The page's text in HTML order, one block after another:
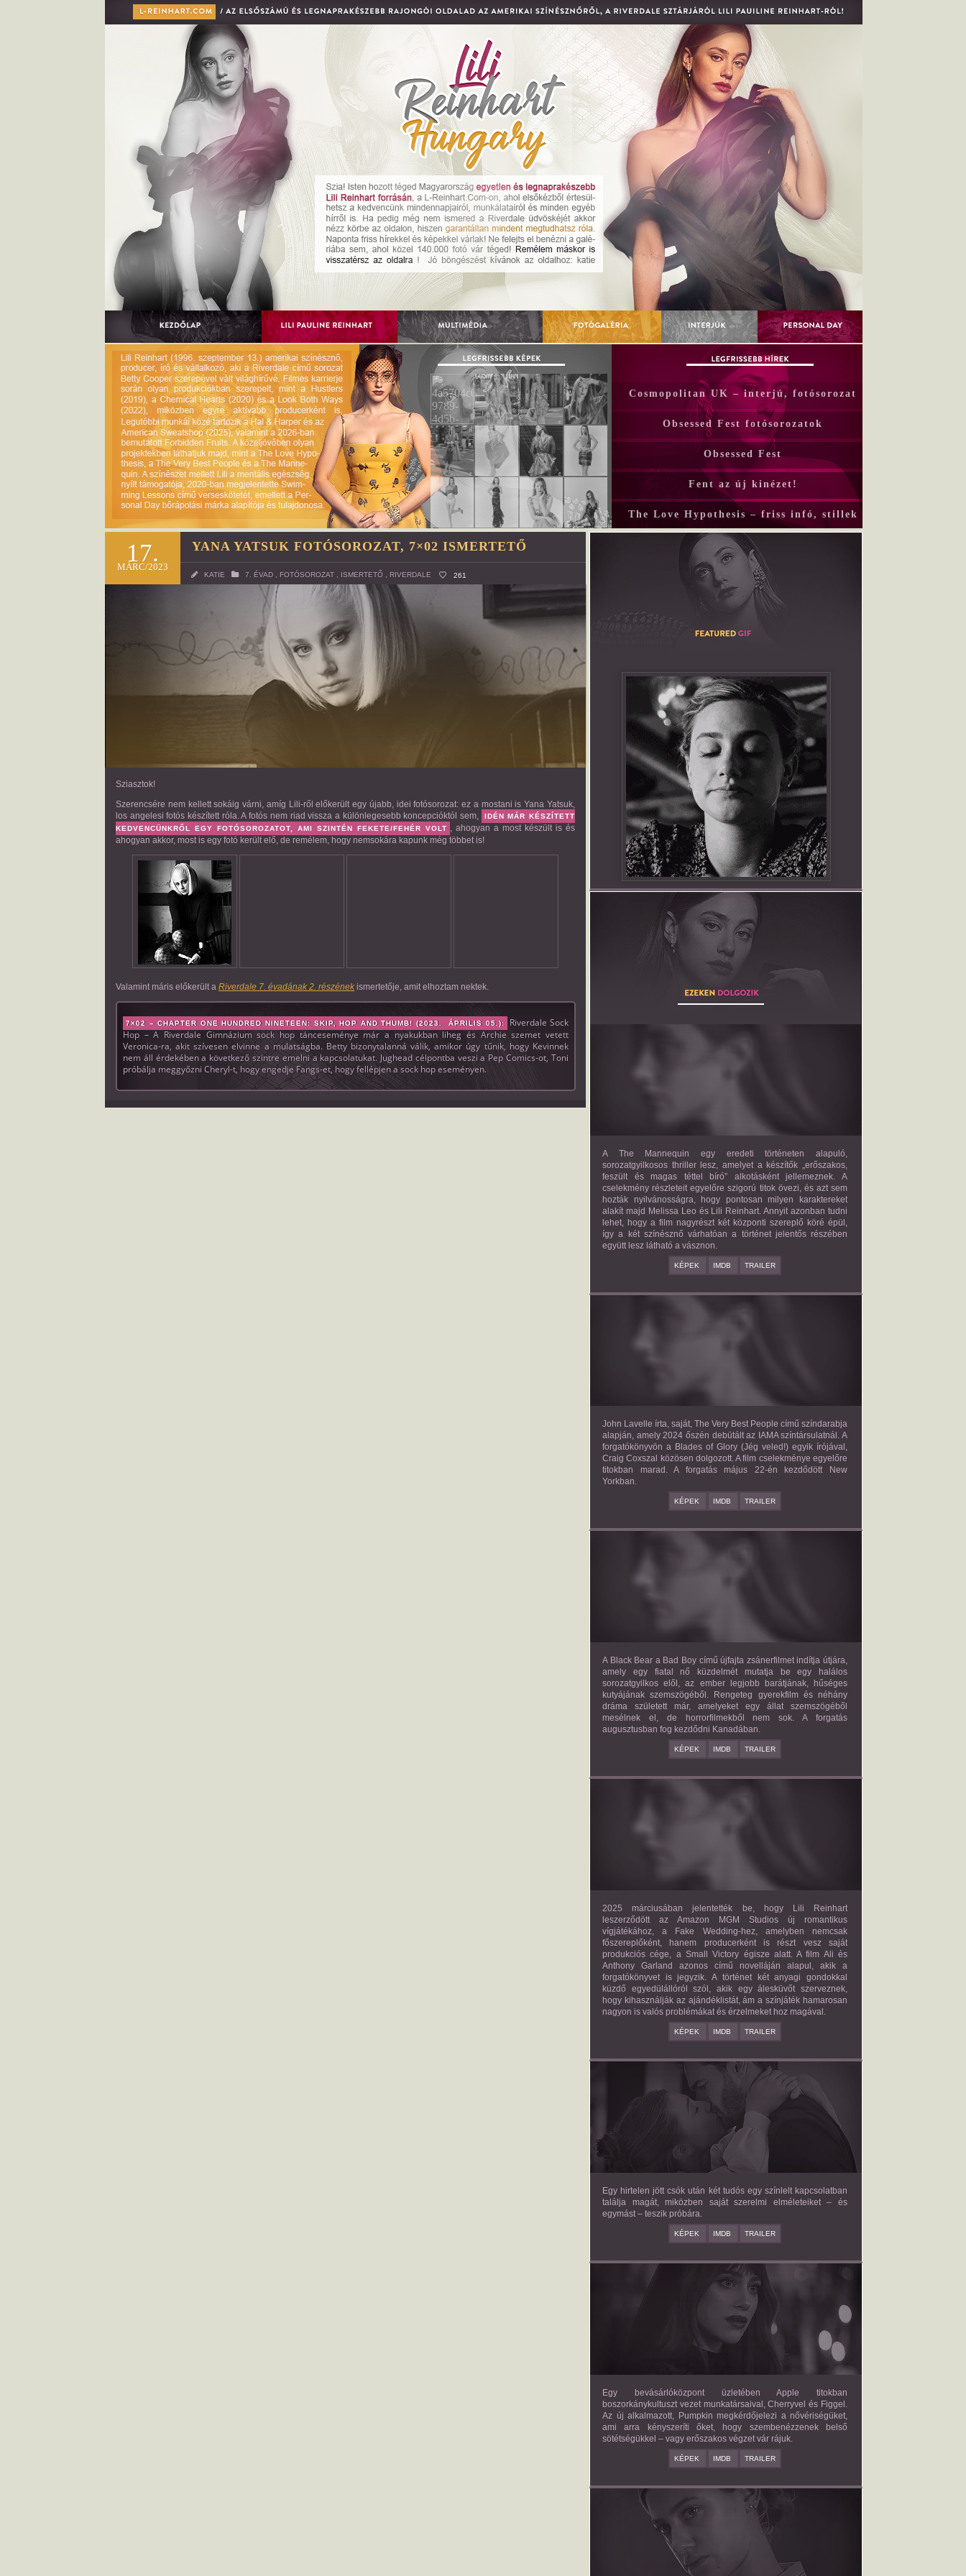
Cosmopolitan UK – interjú, fotósorozat
Obsessed Fest fotósorozatok
Obsessed Fest
Fent az új kinézet!
The Love Hypothesis – friss infó, stillek
THE MANNEQUIN
A The Mannequin egy eredeti történeten alapuló,
sorozatgyilkosos thriller lesz, amelyet a készítők „erőszakos,
feszült és magas téttel bíró” alkotásként jellemeznek. A
cselekmény részleteit egyelőre szigorú titok övezi, és azt sem
hozták nyilvánosságra, hogy pontosan milyen karaktereket
alakít majd Melissa Leo és Lili Reinhart. Annyit azonban tudni
lehet, hogy a film nagyrészt két központi szereplő köré épül,
így a két színésznő várhatóan a történet jelentős részében
együtt lesz látható a vásznon.
KÉPEK IMDB TRAILER
THE VERY BEST PEOPLE
John Lavelle írta, saját, The Very Best People című színdarabja
alapján, amely 2024 őszén debütált az IAMA színtársulatnál. A
forgatókönyvön a Blades of Glory (Jég veled!) egyik írójával,
Craig Coxszal közösen dolgozott. A film cselekménye egyelőre
titokban marad. A forgatás május 22-én kezdődött New
Yorkban.
KÉPEK IMDB TRAILER
BAD BOY
A Black Bear a Bad Boy című újfajta zsánerfilmet indítja útjára,
amely egy fiatal nő küzdelmét mutatja be egy halálos
sorozatgyilkos elől, az ember legjobb barátjának, hűséges
kutyájának szemszögéből. Rengeteg gyerekfilm és néhány
dráma született már, amelyeket egy állat szemszögéből
mesélnek el, de horrorfilmekből nem sok. A forgatás
augusztusban fog kezdődni Kanadában.
KÉPEK IMDB TRAILER
FAKE WEDDING
2025 márciusában jelentették be, hogy Lili Reinhart
leszerződött az Amazon MGM Studios új romantikus
vígjátékához, a Fake Wedding-hez, amelyben nemcsak
főszereplőként, hanem producerként is részt vesz saját
produkciós cége, a Small Victory égisze alatt. A film Ali és
Anthony Garland azonos című novelláján alapul, akik a
forgatókönyvet is jegyzik. A történet két anyagi gondokkal
küzdő egyedülállóról szól, akik egy álesküvőt szerveznek,
hogy kihasználják az ajándéklistát, ám a színjáték hamarosan
nagyon is valós problémákat és érzelmeket hoz magával.
KÉPEK IMDB TRAILER
THE LOVE HYPOTHESIS
2026/09/23
OLIVE SMITH
Egy hirtelen jött csók után két tudós egy színlelt kapcsolatban
találja magát, miközben saját szerelmi elméleteiket – és
egymást – teszik próbára.
KÉPEK IMDB TRAILER
FORBIDDEN FRUITS
2026/03/27
APPLE
Egy bevásárlóközpont üzletében Apple titokban
boszorkánykultuszt vezet munkatársaival, Cherryvel és Figgel.
Az új alkalmazott, Pumpkin megkérdőjelezi a nővériségüket,
ami arra kényszeríti őket, hogy szembenézzenek belső
sötétségükkel – vagy erőszakos végzet vár rájuk.
KÉPEK IMDB TRAILER
AMERICAN SWEATSHOP
DAISY MORIARTY
17.
MÁRC/2023
YANA YATSUK FOTÓSOROZAT, 7×02 ISMERTETŐ
KATIE 7. ÉVAD FOTÓSOROZAT ISMERTETŐ RIVERDALE 261
Sziasztok!
Szerencsére nem kellett sokáig várni, amíg Lili-ről előkerült egy újabb, idei fotósorozat: ez a mostani is Yana Yatsuk,
los angelesi fotós készített róla. A fotós nem riad vissza a különlegesebb koncepcióktól sem,
IDÉN MÁR KÉSZÍTETT
KEDVENCÜNKRŐL EGY FOTÓSOROZATOT, AMI SZINTÉN FEKETE/FEHÉR VOLT , ahogyan a most készült is és
ahogyan akkor, most is egy fotó került elő, de remélem, hogy nemsokára kapunk még többet is!
Valamint máris előkerült a Riverdale 7. évadának 2. részének ismertetője, amit elhoztam nektek.
7×02 – CHAPTER ONE HUNDRED NINETEEN: SKIP, HOP AND THUMB! (2023. ÁPRILIS 05.):
Riverdale Sock
Hop – A Riverdale Gimnázium sock hop tánceseménye már a nyakukban liheg és Archie szemet vetett
Veronica-ra, akit szívesen elvinne a mulatságba. Betty bizonytalanná válik, amikor úgy tűnik, hogy Kevinnek
nem áll érdekében a következő szintre emelni a kapcsolatukat. Jughead célpontba veszi a Pep Comics-ot, Toni
próbálja meggyőzni Cheryl-t, hogy engedje Fangs-et, hogy fellépjen a sock hop eseményen.